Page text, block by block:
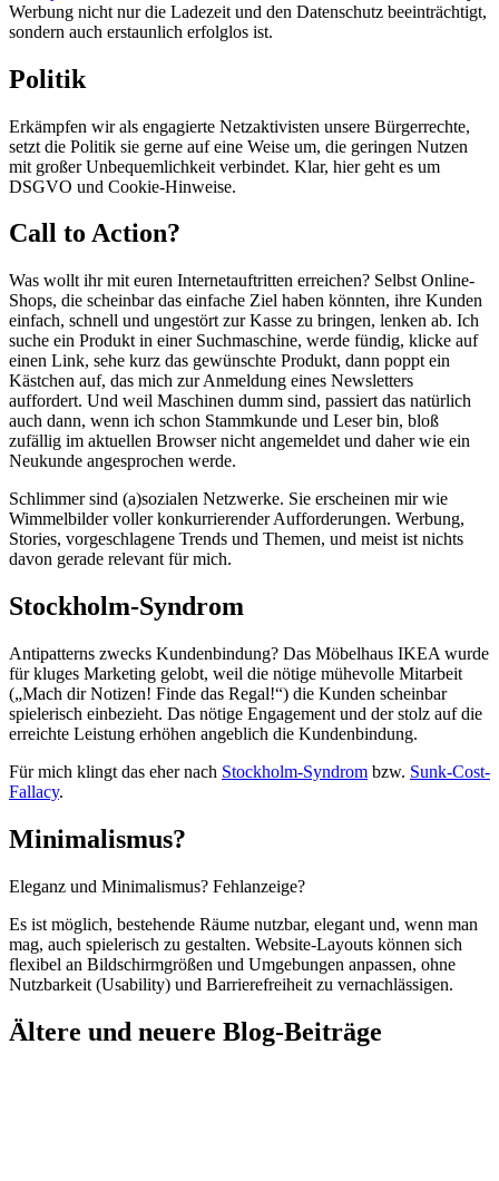
Werbung nicht nur die Ladezeit und den Datenschutz beeinträchtigt,
sondern auch erstaunlich erfolglos ist.
Politik
Erkämpfen wir als engagierte Netzaktivisten unsere Bürgerrechte,
setzt die Politik sie gerne auf eine Weise um, die geringen Nutzen
mit großer Unbequemlichkeit verbindet. Klar, hier geht es um
DSGVO und Cookie-Hinweise.
Call to Action?
Was wollt ihr mit euren Internetauftritten erreichen? Selbst Online-
Shops, die scheinbar das einfache Ziel haben könnten, ihre Kunden
einfach, schnell und ungestört zur Kasse zu bringen, lenken ab. Ich
suche ein Produkt in einer Suchmaschine, werde fündig, klicke auf
einen Link, sehe kurz das gewünschte Produkt, dann poppt ein
Kästchen auf, das mich zur Anmeldung eines Newsletters
auffordert. Und weil Maschinen dumm sind, passiert das natürlich
auch dann, wenn ich schon Stammkunde und Leser bin, bloß
zufällig im aktuellen Browser nicht angemeldet und daher wie ein
Neukunde angesprochen werde.
Schlimmer sind (a)sozialen Netzwerke. Sie erscheinen mir wie
Wimmelbilder voller konkurrierender Aufforderungen. Werbung,
Stories, vorgeschlagene Trends und Themen, und meist ist nichts
davon gerade relevant für mich.
Stockholm-Syndrom
Antipatterns zwecks Kundenbindung? Das Möbelhaus IKEA wurde
für kluges Marketing gelobt, weil die nötige mühevolle Mitarbeit
(„Mach dir Notizen! Finde das Regal!“) die Kunden scheinbar
spielerisch einbezieht. Das nötige Engagement und der stolz auf die
erreichte Leistung erhöhen angeblich die Kundenbindung.
Für mich klingt das eher nach Stockholm-Syndrom bzw. Sunk-Cost-
Fallacy.
Minimalismus?
Eleganz und Minimalismus? Fehlanzeige?
Es ist möglich, bestehende Räume nutzbar, elegant und, wenn man
mag, auch spielerisch zu gestalten. Website-Layouts können sich
flexibel an Bildschirmgrößen und Umgebungen anpassen, ohne
Nutzbarkeit (Usability) und Barrierefreiheit zu vernachlässigen.
Ältere und neuere Blog-Beiträge